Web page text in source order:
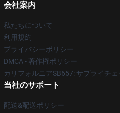
会社案内
私たちについて
利用規約
プライバシーポリシー
DMCA - 著作権ポリシー
カリフォルニアSB657: サプライチ
当社のサポート
配送&配送ポリシー